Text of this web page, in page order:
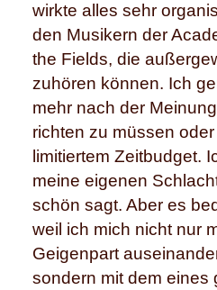
wirkte alles sehr
den Musikern der
the Fields, die
zuhören können. Ich
mehr nach der
richten zu müssen
limitiertem Zeitbudget.
meine eigenen
schön sagt. Aber es
weil ich mich nicht nur
Geigenpart
sondern mit dem eines